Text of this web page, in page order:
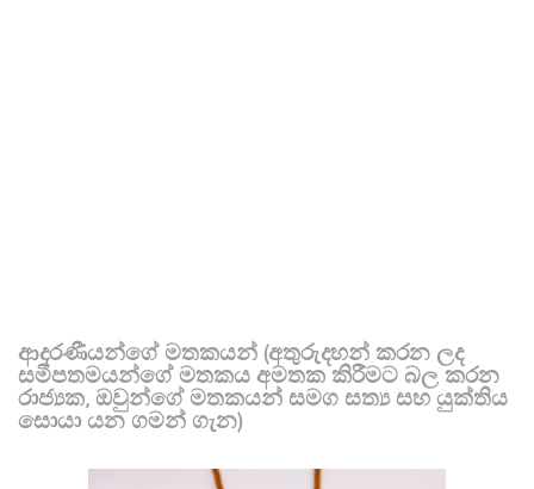
ආදරණීයන්ගේ මතකයන් (අතුරුදහන් කරන ලද
සමීපතමයන්ගේ මතකය අමතක කිරීමට බල කරන
රාජ්‍යක, ඔවුන්ගේ මතකයන් සමග සත්‍ය සහ යුක්තිය
සොයා යන ගමන් ගැන)